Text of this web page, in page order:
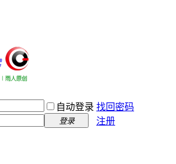
自动登录 找回密码
登录 注册